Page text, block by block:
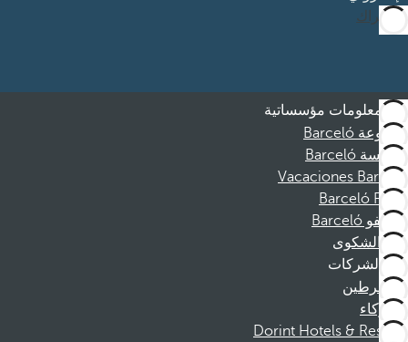
الاشتراك
معلومات مؤسساتية
مجموعة Barceló
مؤسسة Barceló
Vacaciones Barceló
Barceló Films
موظفو Barceló
قناة الشكوى
الشركات
المنخرطين
الشركاء
Dorint Hotels & Resorts